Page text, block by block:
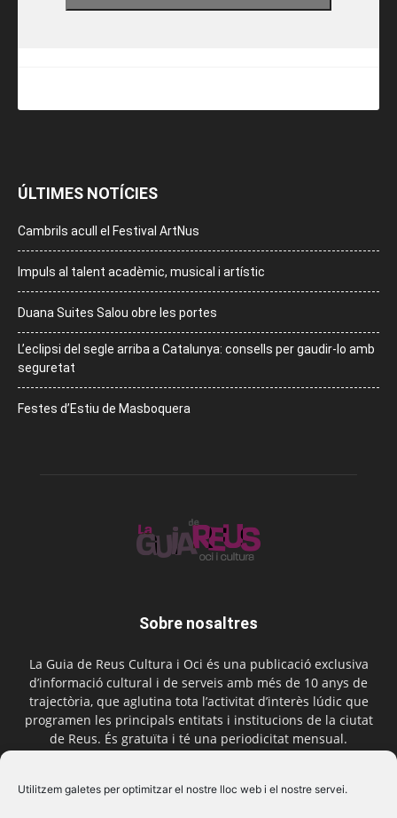
Utilitzem galetes per optimitzar el nostre lloc web i el nostre servei.
ÚLTIMES NOTÍCIES
Cambrils acull el Festival ArtNus
Impuls al talent acadèmic, musical i artístic
Duana Suites Salou obre les portes
L’eclipsi del segle arriba a Catalunya: consells per gaudir-lo amb
seguretat
Festes d’Estiu de Masboquera
Sobre nosaltres
La Guia de Reus Cultura i Oci és una publicació exclusiva
d’informació cultural i de serveis amb més de 10 anys de
trajectòria, que aglutina tota l’activitat d’interès lúdic que
programen les principals entitats i institucions de la ciutat
de Reus. És gratuïta i té una periodicitat mensual.